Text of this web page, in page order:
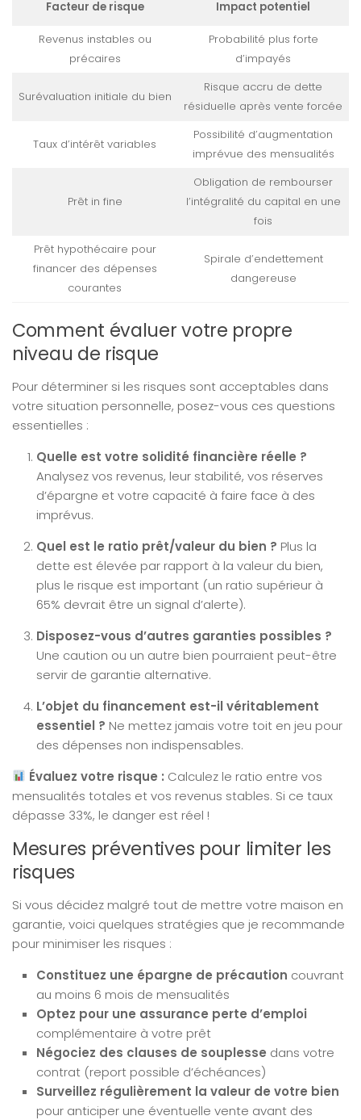
Facteur de risque Impact potentiel
Revenus instables ou
précaires
Probabilité plus forte
d’impayés
Surévaluation initiale du bien
Risque accru de dette
résiduelle après vente forcée
Taux d’intérêt variables
Possibilité d’augmentation
imprévue des mensualités
Prêt in fine
Obligation de rembourser
l’intégralité du capital en une
fois
Prêt hypothécaire pour
financer des dépenses
courantes
Spirale d’endettement
dangereuse
Comment évaluer votre propre
niveau de risque
Pour déterminer si les risques sont acceptables dans
votre situation personnelle, posez-vous ces questions
essentielles :
Quelle est votre solidité financière réelle ?
Analysez vos revenus, leur stabilité, vos réserves
d’épargne et votre capacité à faire face à des
imprévus.
Quel est le ratio prêt/valeur du bien ? Plus la
dette est élevée par rapport à la valeur du bien,
plus le risque est important (un ratio supérieur à
65% devrait être un signal d’alerte).
Disposez-vous d’autres garanties possibles ?
Une caution ou un autre bien pourraient peut-être
servir de garantie alternative.
L’objet du financement est-il véritablement
essentiel ? Ne mettez jamais votre toit en jeu pour
des dépenses non indispensables.
Évaluez votre risque : Calculez le ratio entre vos
mensualités totales et vos revenus stables. Si ce taux
dépasse 33%, le danger est réel !
Mesures préventives pour limiter les
risques
Si vous décidez malgré tout de mettre votre maison en
garantie, voici quelques stratégies que je recommande
pour minimiser les risques :
Constituez une épargne de précaution couvrant
au moins 6 mois de mensualités
Optez pour une assurance perte d’emploi
complémentaire à votre prêt
Négociez des clauses de souplesse dans votre
contrat (report possible d’échéances)
Surveillez régulièrement la valeur de votre bien
pour anticiper une éventuelle vente avant des